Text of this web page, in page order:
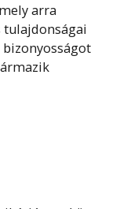
arra
tulajdonságai